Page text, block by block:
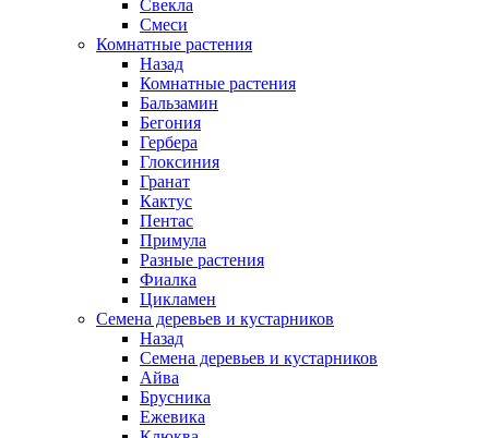
Свекла
Смеси
Комнатные растения
Назад
Комнатные растения
Бальзамин
Бегония
Гербера
Глоксиния
Гранат
Кактус
Пентас
Примула
Разные растения
Фиалка
Цикламен
Семена деревьев и кустарников
Назад
Семена деревьев и кустарников
Айва
Брусника
Ежевика